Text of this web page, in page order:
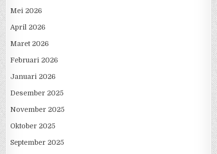
Mei 2026
April 2026
Maret 2026
Februari 2026
Januari 2026
Desember 2025
November 2025
Oktober 2025
September 2025